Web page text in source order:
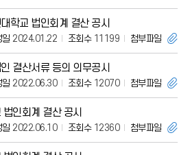
학교 법인회계 결산 공시
일 2024.01.22 조회수11199 첨부파일
결산서류 등의 의무공시
일 2022.06.30 조회수12070 첨부파일
인회계 결산 공시
일 2022.06.10 조회수12360 첨부파일